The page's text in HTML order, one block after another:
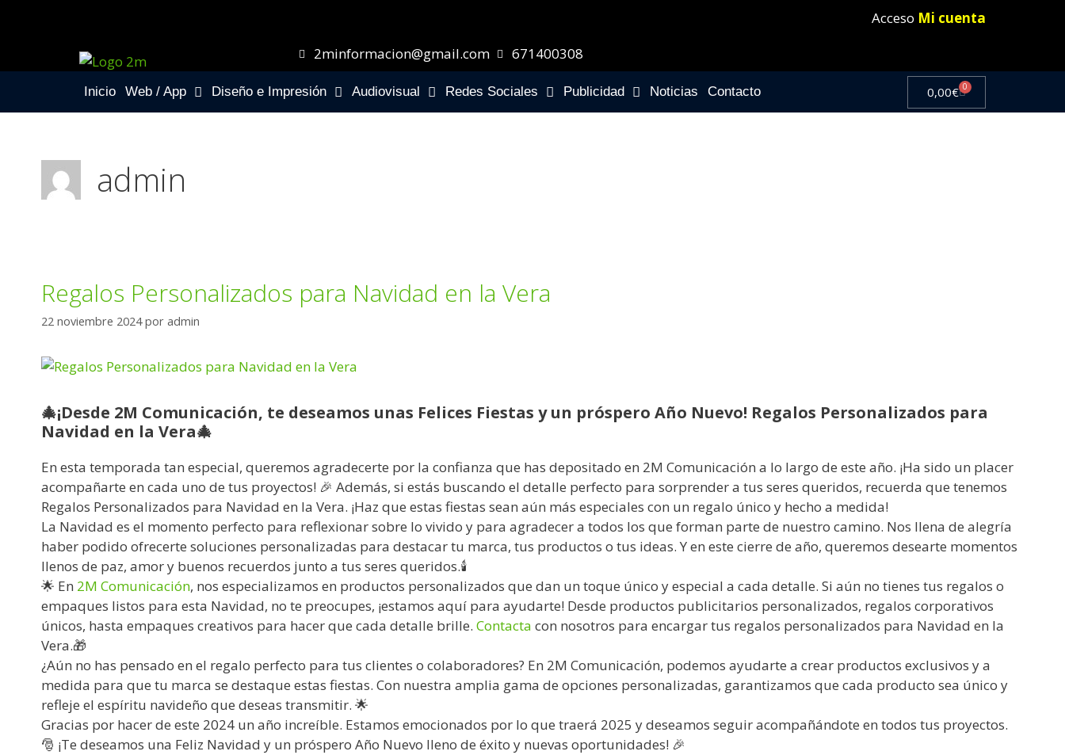
Acceso Mi cuenta
2minformacion@gmail.com
671400308
Inicio Web / App Diseño e Impresión Audiovisual Redes Sociales Publicidad Noticias Contacto 0,00€ 0
admin
Regalos Personalizados para Navidad en la Vera
22 noviembre 2024 por admin
🎄¡Desde 2M Comunicación, te deseamos unas Felices Fiestas y un próspero Año Nuevo! Regalos Personalizados para
Navidad en la Vera🎄
En esta temporada tan especial, queremos agradecerte por la confianza que has depositado en 2M Comunicación a lo largo de este año. ¡Ha sido un placer
acompañarte en cada uno de tus proyectos! 🎉 Además, si estás buscando el detalle perfecto para sorprender a tus seres queridos, recuerda que tenemos
Regalos Personalizados para Navidad en la Vera. ¡Haz que estas fiestas sean aún más especiales con un regalo único y hecho a medida!
La Navidad es el momento perfecto para reflexionar sobre lo vivido y para agradecer a todos los que forman parte de nuestro camino. Nos llena de alegría
haber podido ofrecerte soluciones personalizadas para destacar tu marca, tus productos o tus ideas. Y en este cierre de año, queremos desearte momentos
llenos de paz, amor y buenos recuerdos junto a tus seres queridos.🕯️
🌟 En 2M Comunicación, nos especializamos en productos personalizados que dan un toque único y especial a cada detalle. Si aún no tienes tus regalos o
empaques listos para esta Navidad, no te preocupes, ¡estamos aquí para ayudarte! Desde productos publicitarios personalizados, regalos corporativos
únicos, hasta empaques creativos para hacer que cada detalle brille. Contacta con nosotros para encargar tus regalos personalizados para Navidad en la
Vera.🎁
¿Aún no has pensado en el regalo perfecto para tus clientes o colaboradores? En 2M Comunicación, podemos ayudarte a crear productos exclusivos y a
medida para que tu marca se destaque estas fiestas. Con nuestra amplia gama de opciones personalizadas, garantizamos que cada producto sea único y
refleje el espíritu navideño que deseas transmitir. 🌟
Gracias por hacer de este 2024 un año increíble. Estamos emocionados por lo que traerá 2025 y deseamos seguir acompañándote en todos tus proyectos.
🎅 ¡Te deseamos una Feliz Navidad y un próspero Año Nuevo lleno de éxito y nuevas oportunidades! 🎉